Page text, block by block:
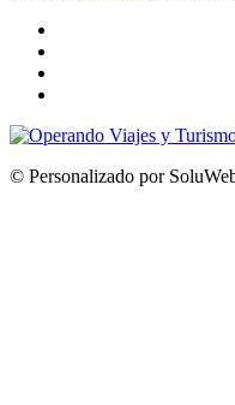
© Personalizado por